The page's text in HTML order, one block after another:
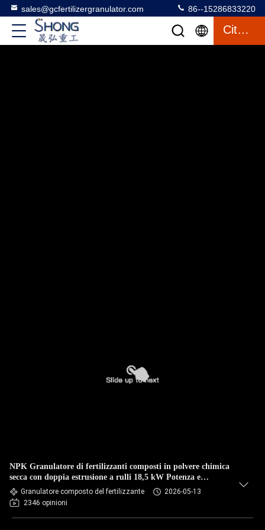
sales@gcfertilizergranulator.com 86--15286833220
Citazione
NPK Granulatore di fertilizzanti composti in polvere chimica
secca con doppia estrusione a rulli 18,5 kW Potenza e
capacità 1,5-2,5 tonnellate/ora
Granulatore composto del fertilizzante
2026-05-13
2346 opinioni